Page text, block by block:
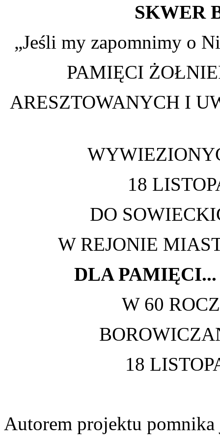
SKWER
„Jeśli my zapomnimy o
PAMIĘCI
ARESZTOWANYCH I
18
DO
W REJONIE
DLA
W 60
18
Autorem projektu pomnika